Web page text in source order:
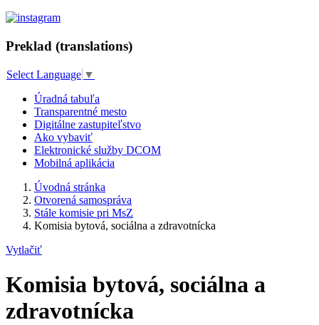
Preklad (translations)
Select Language ▼
Úradná tabuľa
Transparentné mesto
Digitálne zastupiteľstvo
Ako vybaviť
Elektronické služby DCOM
Mobilná aplikácia
Úvodná stránka
Otvorená samospráva
Stále komisie pri MsZ
Komisia bytová, sociálna a zdravotnícka
Vytlačiť
Komisia bytová, sociálna a
zdravotnícka